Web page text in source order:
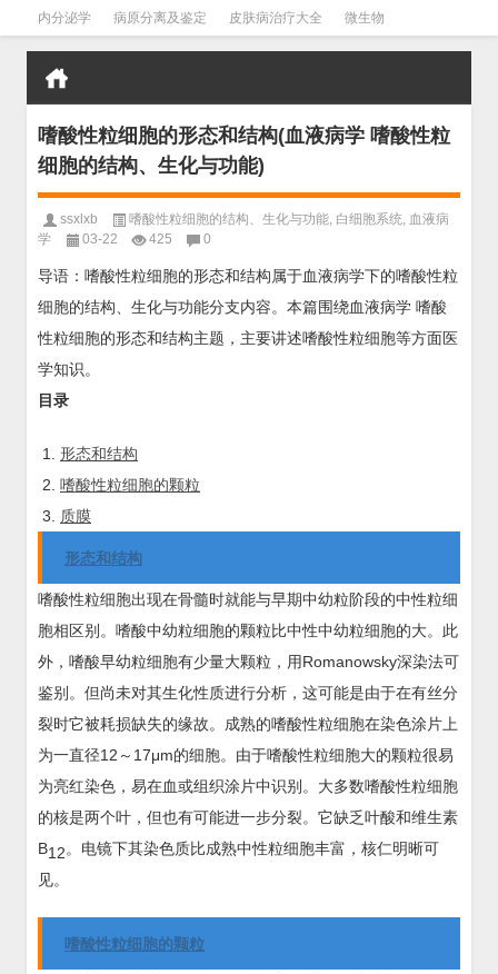
内分泌学 病原分离及鉴定 皮肤病治疗大全 微生物
皮肤病学 男科学 血液病学 心血管 口腔医学 禁戒毒品
嗜酸性粒细胞的形态和结构(血液病学 嗜酸性粒
细胞的结构、生化与功能)
ssxlxb 嗜酸性粒细胞的结构、生化与功能, 白细胞系统, 血液病
学
03-22 425 0
导语：嗜酸性粒细胞的形态和结构属于血液病学下的嗜酸性粒
细胞的结构、生化与功能分支内容。本篇围绕血液病学 嗜酸
性粒细胞的形态和结构主题，主要讲述嗜酸性粒细胞等方面医
学知识。
目录
形态和结构
嗜酸性粒细胞的颗粒
质膜
形态和结构
嗜酸性粒细胞出现在骨髓时就能与早期中幼粒阶段的中性粒细
胞相区别。嗜酸中幼粒细胞的颗粒比中性中幼粒细胞的大。此
外，嗜酸早幼粒细胞有少量大颗粒，用Romanowsky深染法可
鉴别。但尚未对其生化性质进行分析，这可能是由于在有丝分
裂时它被耗损缺失的缘故。成熟的嗜酸性粒细胞在染色涂片上
为一直径12～17μm的细胞。由于嗜酸性粒细胞大的颗粒很易
为亮红染色，易在血或组织涂片中识别。大多数嗜酸性粒细胞
的核是两个叶，但也有可能进一步分裂。它缺乏叶酸和维生素
B12。电镜下其染色质比成熟中性粒细胞丰富，核仁明晰可
见。
嗜酸性粒细胞的颗粒